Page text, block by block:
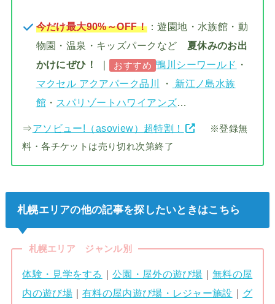
今だけ最大90%～OFF！：遊園地・水族館・動
物園・温泉・キッズパークなど 夏休みのお出
かけにぜひ！
おすすめ 鴨川シーワールド ・
マクセル アクアパーク品川
・
新江ノ島水族
館 ・ スパリゾートハワイアンズ…
⇒アソビュー!（asoview）超特割！
※登録無
料・各チケットは売り切れ次第終了
札幌エリアの他の記事を探したいときはこちら
札幌エリア ジャンル別
体験・見学をする ｜公園・屋外の遊び場 ｜無料の屋
内の遊び場｜有料の屋内遊び場・レジャー施設 ｜ グ